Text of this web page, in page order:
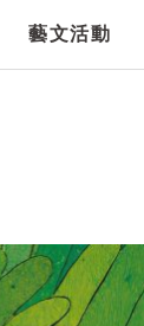
藝文活動